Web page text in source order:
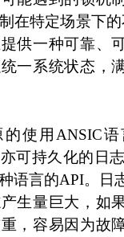
在特定场景下的
供一种可靠、
一系统状态，
使用ANSIC
可持久化的日
语言的API。日
生量巨大，如
，容易因为故